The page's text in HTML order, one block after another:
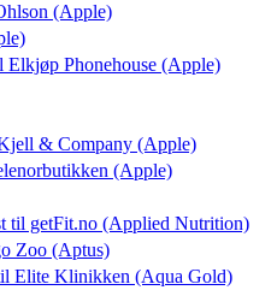
(Apple)
Elkjøp Phonehouse (Apple)
& Company (Apple)
(Apple)
til getFit.no (Applied Nutrition)
Zoo (Aptus)
Elite Klinikken (Aqua Gold)